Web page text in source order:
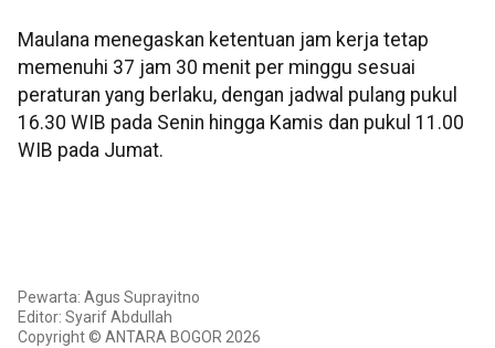
Maulana menegaskan ketentuan jam kerja tetap
memenuhi 37 jam 30 menit per minggu sesuai
peraturan yang berlaku, dengan jadwal pulang pukul
16.30 WIB pada Senin hingga Kamis dan pukul 11.00
WIB pada Jumat.
Pewarta: Agus Suprayitno
Editor: Syarif Abdullah
Copyright © ANTARA BOGOR 2026